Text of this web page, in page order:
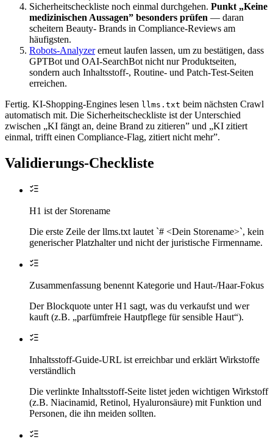
Sicherheitscheckliste noch einmal durchgehen. Punkt „Keine
medizinischen Aussagen” besonders prüfen — daran
scheitern Beauty- Brands in Compliance-Reviews am
häufigsten.
Robots-Analyzererneut laufen lassen, um zu bestätigen, dass
GPTBot und OAI-SearchBot nicht nur Produktseiten,
sondern auch Inhaltsstoff-, Routine- und Patch-Test-Seiten
erreichen.
Fertig. KI-Shopping-Engines lesen llms.txt beim nächsten Crawl
automatisch mit. Die Sicherheitscheckliste ist der Unterschied
zwischen „KI fängt an, deine Brand zu zitieren” und „KI zitiert
einmal, trifft einen Compliance-Flag, zitiert nicht mehr”.
Validierungs-Checkliste
H1 ist der Storename
Die erste Zeile der llms.txt lautet `# <Dein Storename>`, kein
generischer Platzhalter und nicht der juristische Firmenname.
Zusammenfassung benennt Kategorie und Haut-/Haar-Fokus
Der Blockquote unter H1 sagt, was du verkaufst und wer
kauft (z.B. „parfümfreie Hautpflege für sensible Haut“).
Inhaltsstoff-Guide-URL ist erreichbar und erklärt Wirkstoffe
verständlich
Die verlinkte Inhaltsstoff-Seite listet jeden wichtigen Wirkstoff
(z.B. Niacinamid, Retinol, Hyaluronsäure) mit Funktion und
Personen, die ihn meiden sollten.